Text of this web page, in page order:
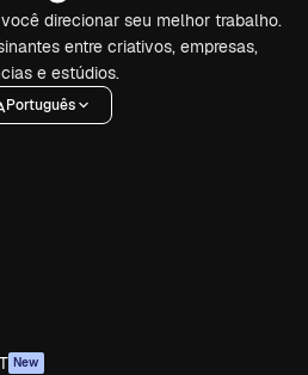
direcionar seu melhor trabalho.
entre criativos, empresas,
e estúdios.
Português
New